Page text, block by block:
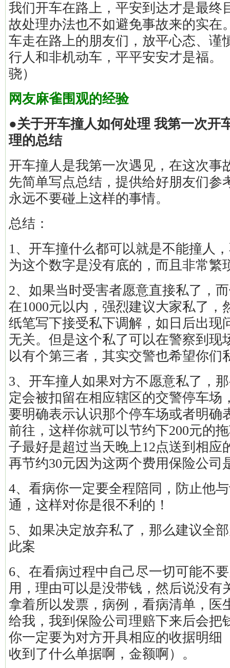
我们开车在路上，平安到达才是最终
故处理办法也不如避免事故来的实在
车走在路上的朋友们，放平心态、谨
行人和非机动车，平平安安才是福。
骁）
网友麻雀围观的经验
●关于开车撞人如何处理 我第一次开
理的总结
开车撞人是我第一次遇见，在这次事
先简单写点总结，提供给好朋友们参
永远不要碰上这样的事情。
总结：
1、开车撞什么都可以就是不能撞人
为这个数字是没有底的，而且非常繁
2、如果当时受害者愿意直接私了，
在1000元以内，强烈建议大家私了，
纸笔写下接受私下调解，如日后出现
无关。但是这个私了可以在警察到现
以有个第三者，其实交警也希望你们
3、开车撞人如果对方不愿意私了，
定会被扣留在相应辖区的交警停车场
要明确表示认识那个停车场或者明确
前往，这样你就可以节约下200元的
子最好是超过当天晚上12点送到相应
再节约30元因为这两个费用保险公司
4、看病你一定要全程陪同，防止他
通，这样对你是很不利的！
5、如果决定放弃私了，那么建议全
此案
6、在看病过程中自己尽一切可能不
用，理由可以是没带钱，然后说没有
拿着所以发票，病例，看病清单，医
给我，我到保险公司理赔下来后会把
你一定要为对方开具相应的收据明细
收到了什么单据啊，金额啊）。